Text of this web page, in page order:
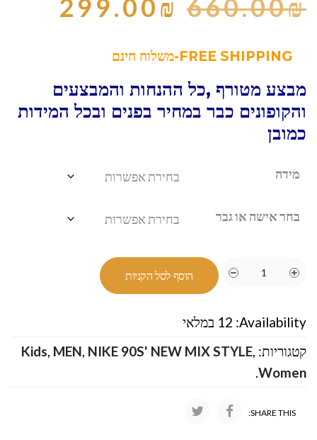
660.00₪
299.00₪
מבצע מטורף ,כל ההנחות והמבצעים
והקופונים כבר במחיר בפנים ובכל המידות
כמובן
מידה
בחר אישה או גבר
הוסף לסל הקניות
Availability: 12 במלאי
קטגוריות:
Kids, MEN, NIKE 90S' NEW MIX STYLE,
Women
.
SHARE THIS: